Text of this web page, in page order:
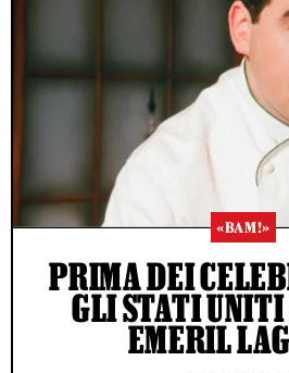
«BAM!»
PRIMA DEI
GLI STATI UNITI
EMERIL